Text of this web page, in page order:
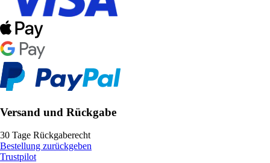
Versand und Rückgabe
30 Tage Rückgaberecht
Bestellung zurückgeben
Trustpilot